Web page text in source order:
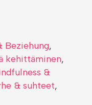
Beziehung,
kehittäminen,
&
& suhteet,